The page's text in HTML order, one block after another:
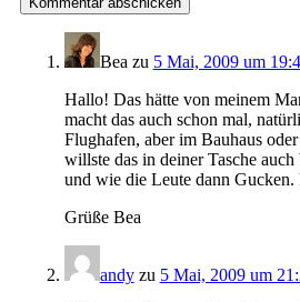
Bea zu 5 Mai, 2009 um
Hallo! Das hätte von meinem
macht das auch schon mal,
Flughafen, aber im Bauhaus
willste das in deiner Tasche auch
und wie die Leute dann Gucken.
Grüße Bea
andyzu 5 Mai, 2009 um